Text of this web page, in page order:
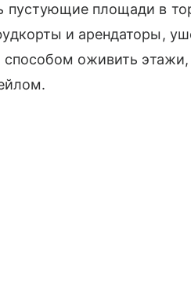
пустующие площади в
и арендаторы,
оживить